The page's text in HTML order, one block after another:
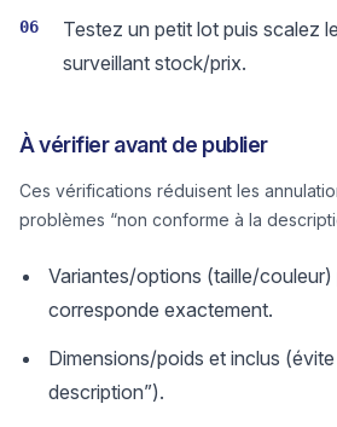
06
Testez un petit lot puis scalez
surveillant stock/prix.
À vérifier avant de publier
Ces vérifications réduisent les
problèmes “non conforme à la
Variantes/options (taille/couleur)
corresponde exactement.
Dimensions/poids et inclus
description”).